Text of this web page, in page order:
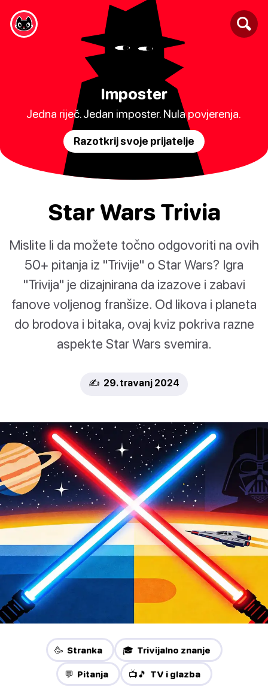
Imposter
Jedna riječ. Jedan imposter. Nula povjerenja.
Razotkrij svoje prijatelje
Star Wars Trivia
Mislite li da možete točno odgovoriti na ovih
50+ pitanja iz "Trivije" o Star Wars? Igra
"Trivija" je dizajnirana da izazove i zabavi
fanove voljenog franšize. Od likova i planeta
do brodova i bitaka, ovaj kviz pokriva razne
aspekte Star Wars svemira.
✍️ 29. travanj 2024
🥳 Stranka 🎓 Trivijalno znanje
💬 Pitanja 📺🎵 TV i glazba